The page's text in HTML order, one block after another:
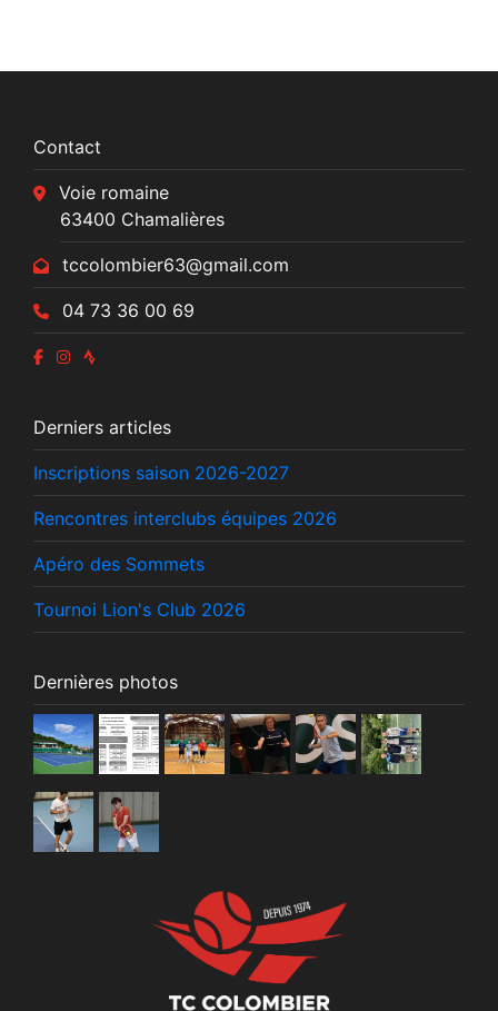
Contact
Voie romaine
63400 Chamalières
tccolombier63@gmail.com
04 73 36 00 69
Derniers articles
Inscriptions saison 2026-2027
Rencontres interclubs équipes 2026
Apéro des Sommets
Tournoi Lion's Club 2026
Dernières photos